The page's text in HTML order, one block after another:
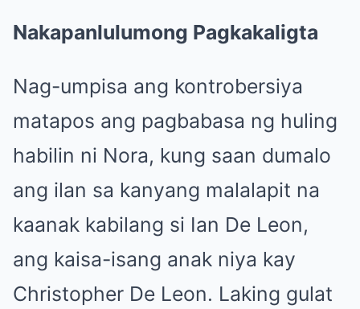
Nakapanlulumong Pagkakaligta
Nag-umpisa ang kontrobersiya
matapos ang pagbabasa ng huling
habilin ni Nora, kung saan dumalo
ang ilan sa kanyang malalapit na
kaanak kabilang si Ian De Leon,
ang kaisa-isang anak niya kay
Christopher De Leon. Laking gulat